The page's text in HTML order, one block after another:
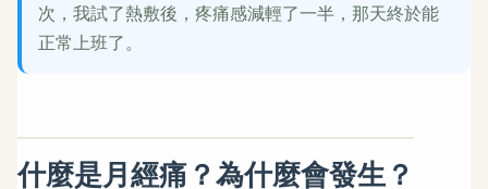
次，我試了熱敷後，疼痛感減輕了一半，那天終於能
正常上班了。
什麼是月經痛？為什麼會發生？